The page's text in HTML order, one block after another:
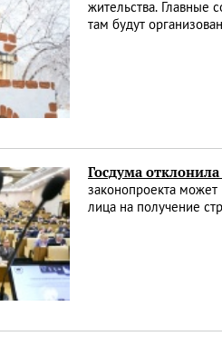
жительства. Главные
там будут
Госдума
законопроекта
лица на получение